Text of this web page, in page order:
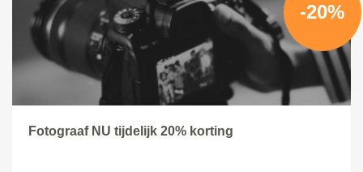
-20%
Fotograaf NU tijdelijk 20% korting